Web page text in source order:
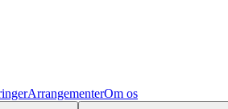
ArrangementerOm os